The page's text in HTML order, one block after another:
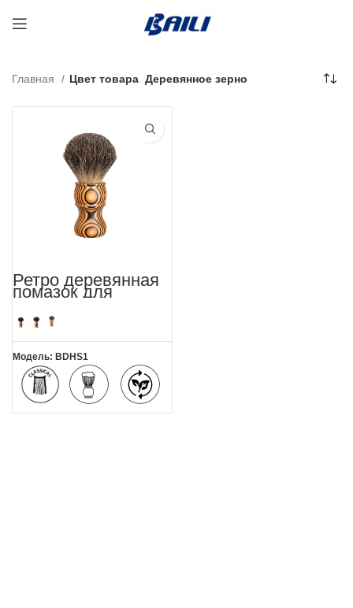
Главная Цвет товара Деревянное зерно
Ретро деревянная
помазок для
бритья из барсука
Модель: BDHS1